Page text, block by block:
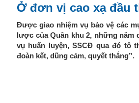
Ở đơn vị cao xạ đầu
Được giao nhiệm vụ bảo vệ các
lược của Quân khu 2, những năm
vụ huấn luyện, SSCĐ qua đó tô
đoàn kết, dũng cảm, quyết thắng”.